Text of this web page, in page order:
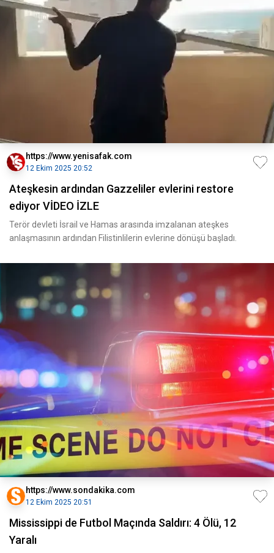
https://www.yenisafak.com
12 Ekim 2025 20:52
Ateşkesin ardından Gazzeliler evlerini restore
ediyor VİDEO İZLE
Terör devleti İsrail ve Hamas arasında imzalanan ateşkes
anlaşmasının ardından Filistinlilerin evlerine dönüşü başladı.
https://www.sondakika.com
12 Ekim 2025 20:51
Mississippi de Futbol Maçında Saldırı: 4 Ölü, 12
Yaralı